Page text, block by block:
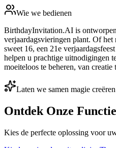
Wie we bedienen
BirthdayInvitation.AI is
verjaardagsvieringen plant. Of het
sweet 16, een 21e
helpen u prachtige uitnodigingen
moeiteloos te beheren, van creatie
Laten we samen magie creëren
Ontdek Onze
Kies de perfecte oplossing voor